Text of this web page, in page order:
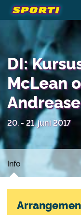
DI:
McLean
20. - 21. juni 2017
Info